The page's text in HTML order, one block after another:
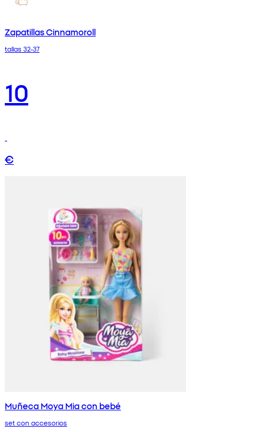
Zapatillas Cinnamoroll
tallas 32-37
10
€
Muñeca Moya Mia con bebé
set con accesorios